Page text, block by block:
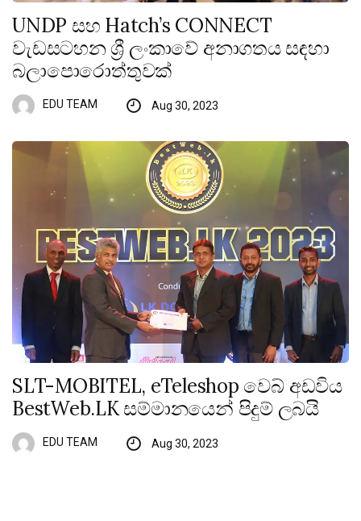
UNDP සහ Hatch’s CONNECT
වැඩසටහන ශ්‍රී ලංකාවේ අනාගතය සඳහා
බලාපොරොත්තුවක්
EDU TEAM Aug 30, 2023
SLT-MOBITEL, eTeleshop වෙබ් අඩවිය
BestWeb.LK සම්මානයෙන් පිදුම් ලබයි
EDU TEAM Aug 30, 2023